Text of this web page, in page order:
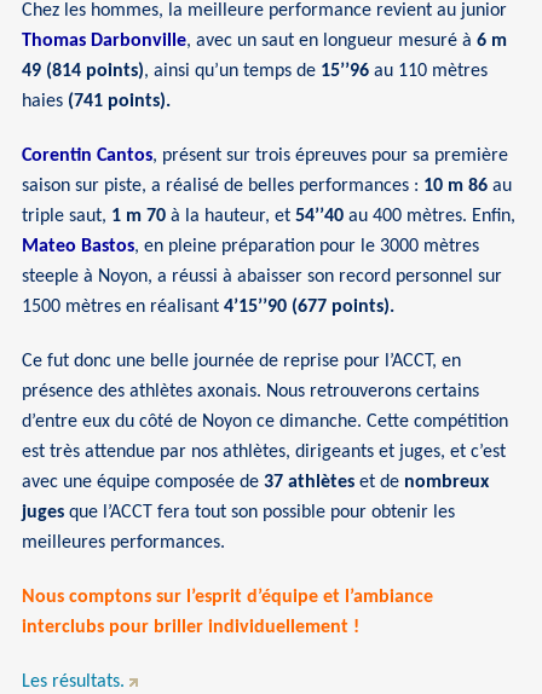
Chez les hommes, la meilleure performance revient au junior
Thomas Darbonville, avec un saut en longueur mesuré à6 m
49 (814 points), ainsi qu’un temps de 15’’96au 110 mètres
haies (741 points).
Corentin Cantos, présent sur trois épreuves pour sa première
saison sur piste, a réalisé de belles performances : 10 m 86 au
triple saut, 1 m 70 à la hauteur, et54’’40 au 400 mètres. Enfin,
Mateo Bastos, en pleine préparation pour le 3000 mètres
steeple à Noyon, a réussi à abaisser son record personnel sur
1500 mètres en réalisant4’15’’90 (677 points).
Ce fut donc une belle journée de reprise pour l’ACCT, en
présence des athlètes axonais. Nous retrouverons certains
d’entre eux du côté de Noyon ce dimanche. Cette compétition
est très attendue par nos athlètes, dirigeants et juges, et c’est
avec une équipe composée de37 athlètes et de nombreux
juges que l’ACCT fera tout son possible pour obtenir les
meilleures performances.
Nous comptons sur l’esprit d’équipe et l’ambiance
interclubs pour briller individuellement !
Les résultats.